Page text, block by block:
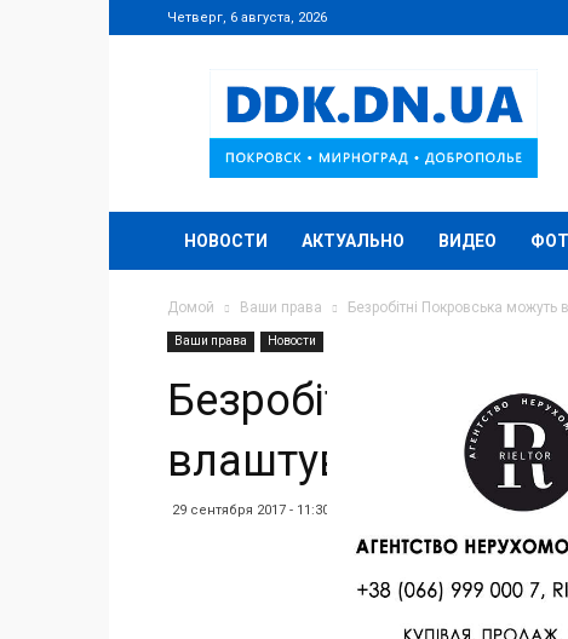
Четверг, 6 августа, 2026
DDK.DN.UA
НОВОСТИ АКТУАЛЬНО ВИДЕО
Домой Ваши права Безробітні Покровська
Ваши права Новости
Безробітні
влаштуватися на
29 сентября 2017 - 11:30